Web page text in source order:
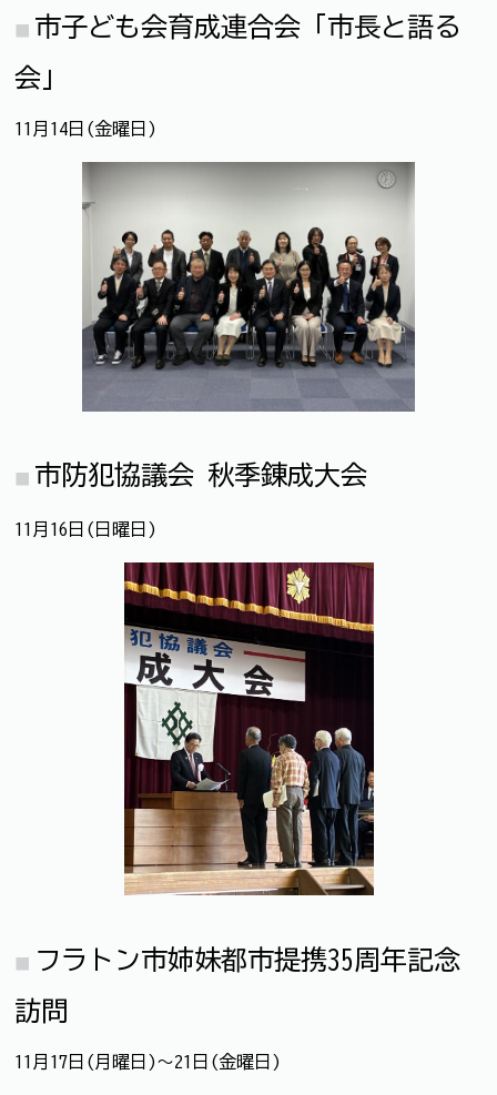
市子ども会育成連合会「市長と語る
会」
11月14日(金曜日)
市防犯協議会 秋季錬成大会
11月16日(日曜日)
フラトン市姉妹都市提携35周年記念
訪問
11月17日(月曜日)～21日(金曜日)